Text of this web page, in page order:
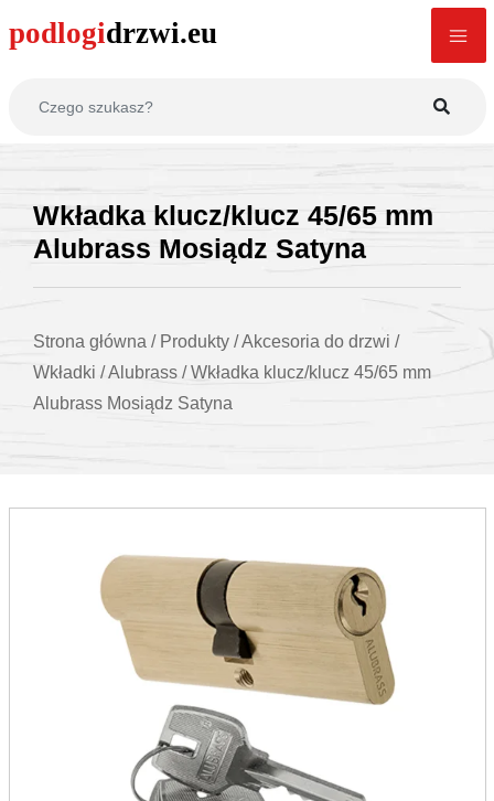
Wkładka klucz/klucz 45/65 mm
Alubrass Mosiądz Satyna
Strona główna / Produkty /Akcesoria do drzwi /
Wkładki /Alubrass /Wkładka klucz/klucz 45/65 mm
Alubrass Mosiądz Satyna